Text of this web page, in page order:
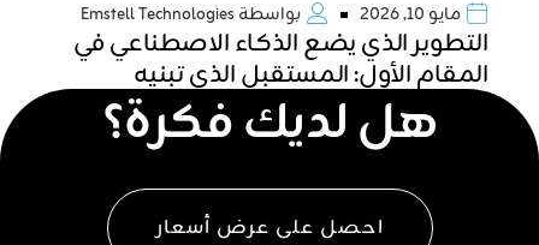
مايو 10, 2026 بواسطة
التطوير الذي يضع الذكاء الاصطناعي في
المقام الأول: المستقبل الذي تبنيه
«إمستل» اليوم
هل لديك فكرة؟
احصل على عرض أسعار